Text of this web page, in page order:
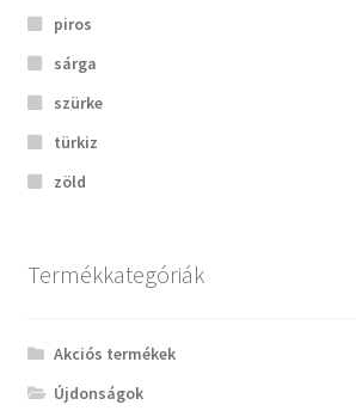
piros
sárga
szürke
türkiz
zöld
Termékkategóriák
Akciós termékek
Újdonságok